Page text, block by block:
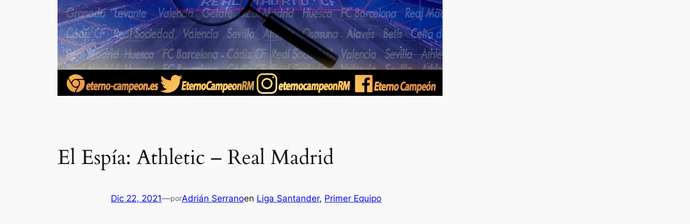
El Espía: Athletic – Real Madrid
Dic 22, 2021—porAdrián Serranoen Liga Santander, Primer Equipo